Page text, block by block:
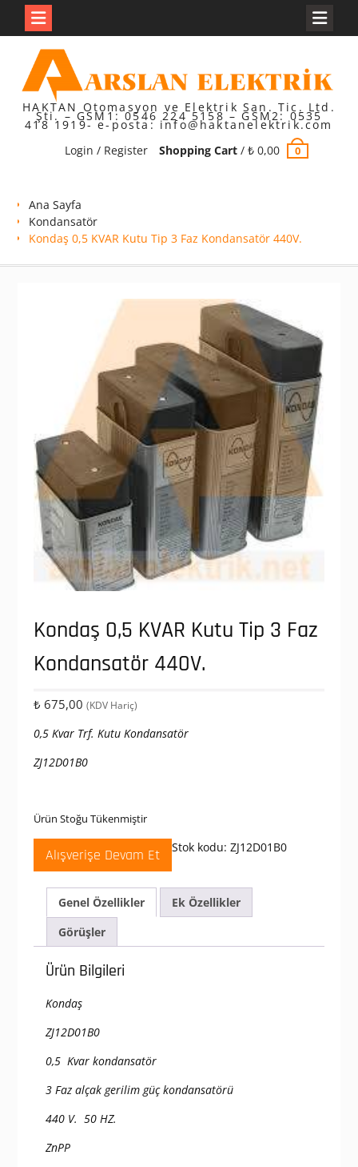
content
HAKTAN Otomasyon ve Elektrik San. Tic. Ltd.
Şti. – GSM1: 0546 224 5158 – GSM2: 0535
418 1919- e-posta: info@haktanelektrik.com
Login / Register
Shopping Cart/ ₺0,00 0
Ana Sayfa
Kondansatör
Kondaş 0,5 KVAR Kutu Tip 3 Faz Kondansatör 440V.
Kondaş 0,5 KVAR Kutu Tip 3 Faz
Kondansatör 440V.
₺ 675,00 (KDV Hariç)
0,5 Kvar Trf. Kutu Kondansatör
ZJ12D01B0
Ürün Stoğu Tükenmiştir
Alışverişe Devam Et Stok kodu: ZJ12D01B0
Genel Özellikler
Ek Özellikler
Görüşler
Ürün Bilgileri
Kondaş
ZJ12D01B0
0,5 Kvar kondansatör
3 Faz alçak gerilim güç kondansatörü
440 V. 50 HZ.
ZnPP